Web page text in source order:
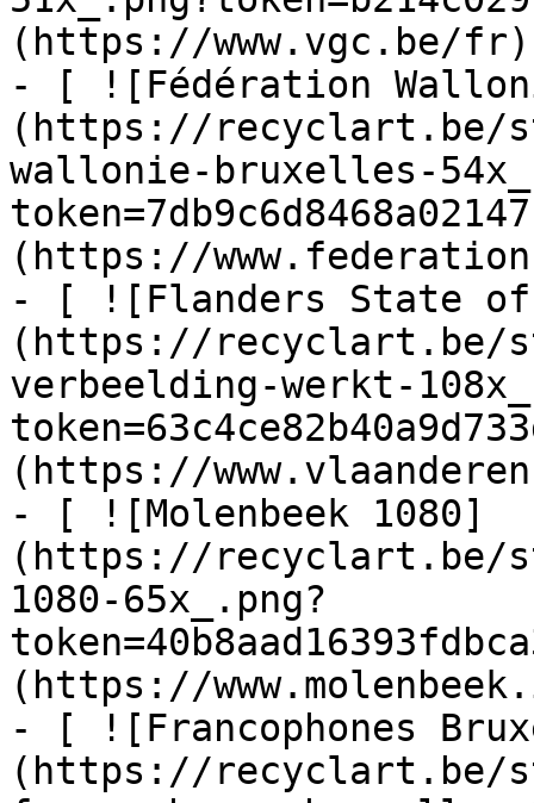
(https://www.vgc.be/fr)
- [ ![Fédération
(https://recyclart.be/
wallonie-bruxelles-
(https://
- [ ![Flanders State
(https://recyclart.be/
verbeelding-werkt-
(https://
- [ ![Molenbeek 1080]
(https://recyclart.be/
1080-65x_.png?
(https://
- [ ![Francophones
(https://recyclart.be/